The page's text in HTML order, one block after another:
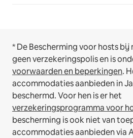
* De Bescherming voor hosts bij
geen verzekeringspolis en is
voorwaarden en beperkingen.
accommodaties aanbieden in
beschermd. Voor hen is er het
verzekeringsprogramma voor
bescherming is ook niet van
accommodaties aanbieden via